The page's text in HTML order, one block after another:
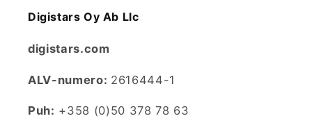
Digistars Oy Ab Llc
digistars.com
ALV-numero: 2616444-1
Puh: +358 (0)50 378 78 63